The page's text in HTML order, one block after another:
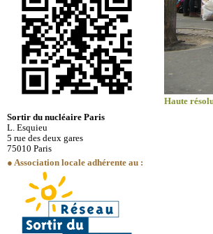
Sortir du nucléaire Paris
L. Esquieu
5 rue des deux gares
75010 Paris
● Association locale adhérente au :
Haute